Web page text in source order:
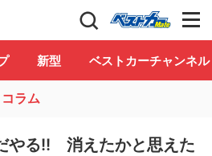
報誌「ベストカー」 Club
新型 ベストカーチャンネル
コラム
やる!! 消えたかと思えた